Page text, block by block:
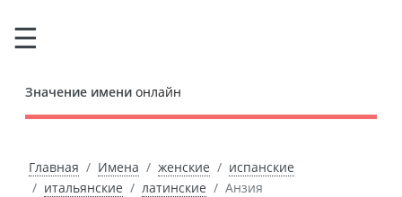
Значение имени онлайн
Главная Имена женские
испанские
итальянские
латинские Анзия